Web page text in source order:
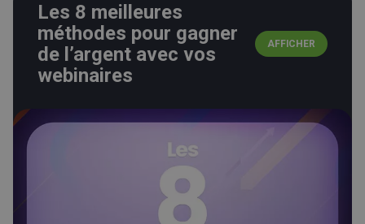
Les 8 meilleures
méthodes pour gagner
de l’argent avec vos
webinaires
AFFICHER